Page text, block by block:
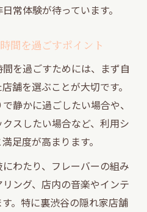
常体験が待っています。
間を過ごすポイント
を過ごすためには、まず自
舗を選ぶことが大切です。
静かに過ごしたい場合や、
スしたい場合など、利用シ
足度が高まります。
わたり、フレーバーの組み
ング、店内の音楽やインテ
。特に裏渋谷の隠れ家店舗